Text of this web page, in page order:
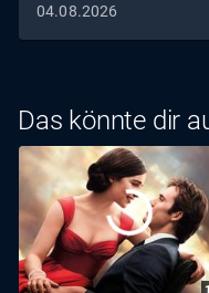
04.08.2026
Das könnte dir
1